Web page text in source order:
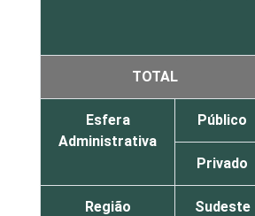
TOTAL
Esfera
Administrativa
Público
Privado
Região Sudeste